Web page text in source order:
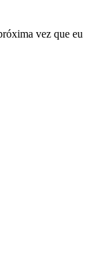
vez que eu